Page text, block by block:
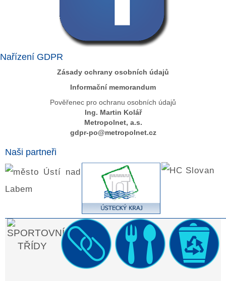
Nařízení GDPR
Zásady ochrany osobních údajů
Informační memorandum
Pověřenec pro ochranu osobních údajů
Ing. Martin Kolář
Metropolnet, a.s.
gdpr-po@metropolnet.cz
Naši partneři